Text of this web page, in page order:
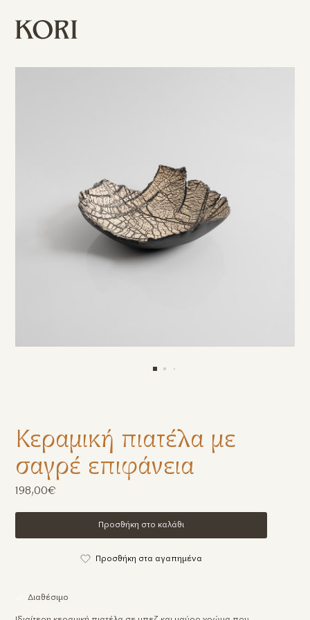
198,00€
Προσθήκη στο καλάθι
Προσθήκη στα αγαπημένα
Διαθέσιμο
Κεραμική πιατέλα με
σαγρέ επιφάνεια